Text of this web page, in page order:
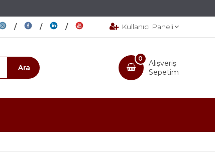
Kullanıcı Paneli
Alışveriş
Sepetim
0